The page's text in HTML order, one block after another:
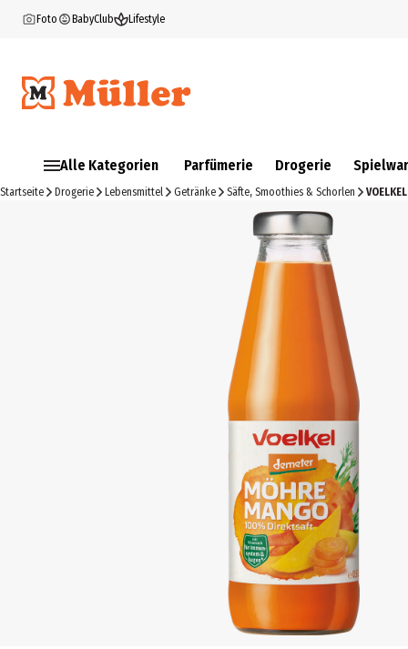
Foto BabyClub Lifestyle
Alle Kategorien Parfümerie Drogerie
Startseite Drogerie Lebensmittel Getränke Säfte, Smoothies & Schorlen